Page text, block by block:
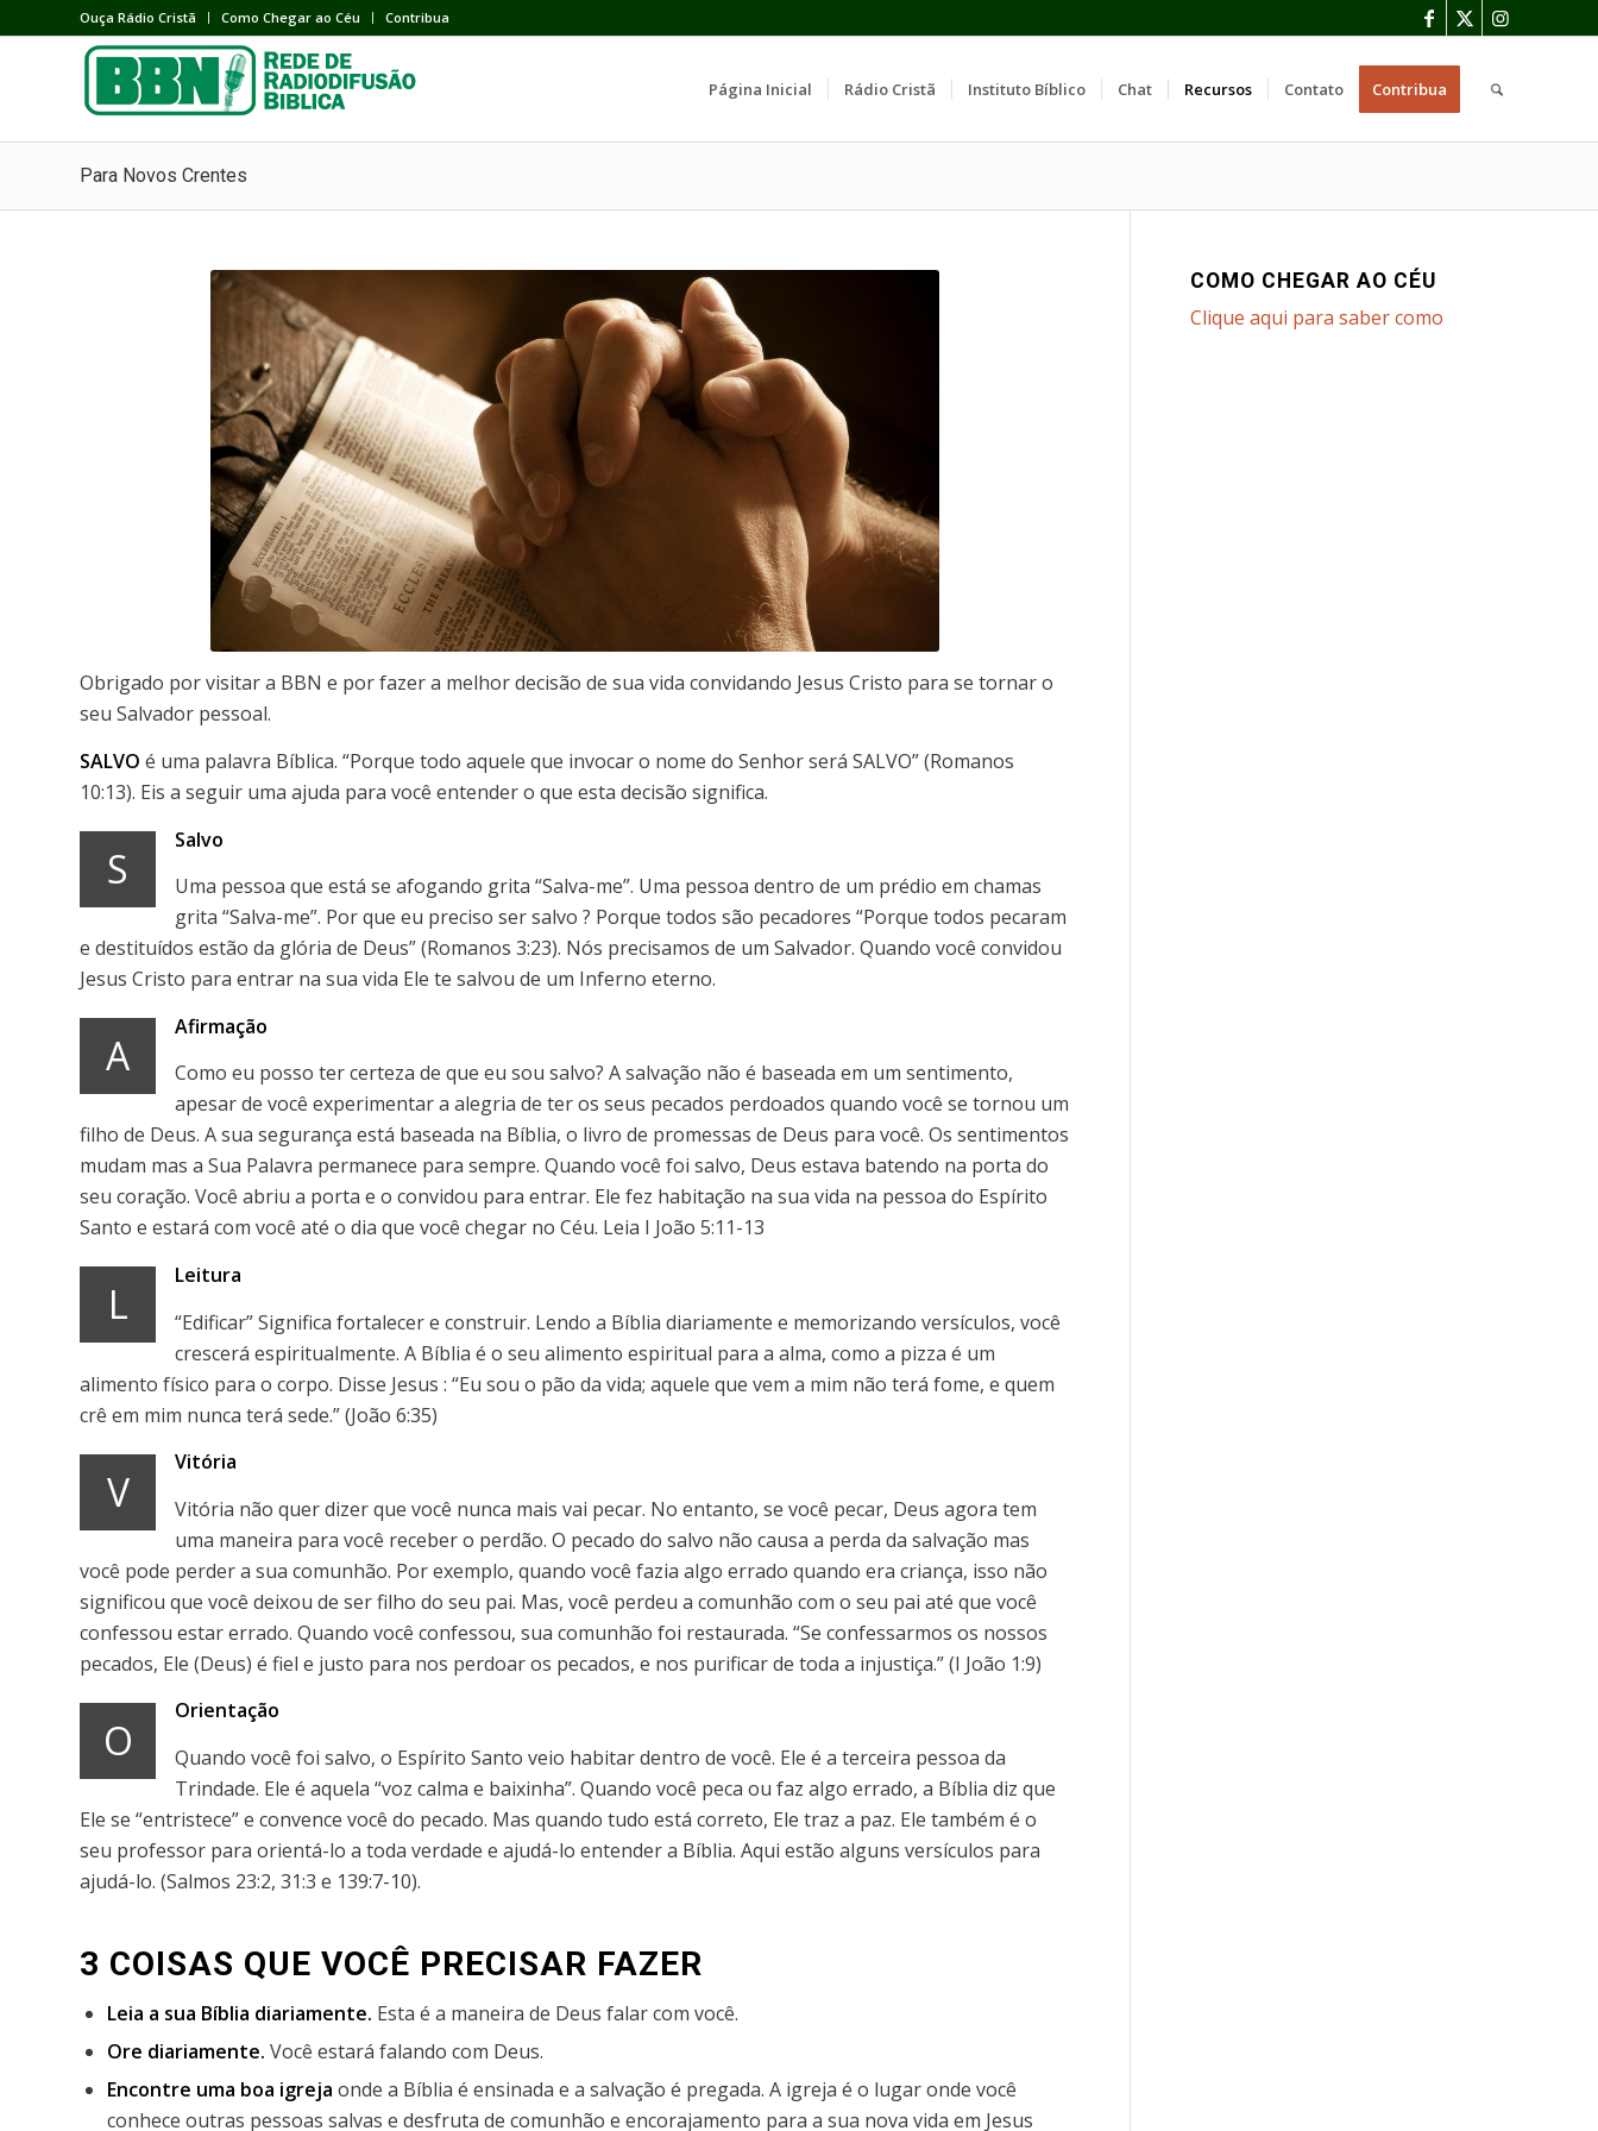
Ouça Rádio Cristã Como Chegar ao Céu Contribua
Página Inicial Rádio Cristã Instituto Bíblico Chat Recursos Contato Contribua
Para Novos Crentes
Obrigado por visitar a BBN e por fazer a melhor decisão de sua vida convidando Jesus Cristo para se tornar o
seu Salvador pessoal.
SALVO é uma palavra Bíblica. “Porque todo aquele que invocar o nome do Senhor será SALVO” (Romanos
10:13). Eis a seguir uma ajuda para você entender o que esta decisão significa.
S
Salvo
Uma pessoa que está se afogando grita “Salva-me”. Uma pessoa dentro de um prédio em chamas
grita “Salva-me”. Por que eu preciso ser salvo ? Porque todos são pecadores “Porque todos pecaram
e destituídos estão da glória de Deus” (Romanos 3:23). Nós precisamos de um Salvador. Quando você convidou
Jesus Cristo para entrar na sua vida Ele te salvou de um Inferno eterno.
A
Afirmação
Como eu posso ter certeza de que eu sou salvo? A salvação não é baseada em um sentimento,
apesar de você experimentar a alegria de ter os seus pecados perdoados quando você se tornou um
filho de Deus. A sua segurança está baseada na Bíblia, o livro de promessas de Deus para você. Os sentimentos
mudam mas a Sua Palavra permanece para sempre. Quando você foi salvo, Deus estava batendo na porta do
seu coração. Você abriu a porta e o convidou para entrar. Ele fez habitação na sua vida na pessoa do Espírito
Santo e estará com você até o dia que você chegar no Céu. Leia I João 5:11-13
L
Leitura
“Edificar” Significa fortalecer e construir. Lendo a Bíblia diariamente e memorizando versículos, você
crescerá espiritualmente. A Bíblia é o seu alimento espiritual para a alma, como a pizza é um
alimento físico para o corpo. Disse Jesus : “Eu sou o pão da vida; aquele que vem a mim não terá fome, e quem
crê em mim nunca terá sede.” (João 6:35)
V
Vitória
Vitória não quer dizer que você nunca mais vai pecar. No entanto, se você pecar, Deus agora tem
uma maneira para você receber o perdão. O pecado do salvo não causa a perda da salvação mas
você pode perder a sua comunhão. Por exemplo, quando você fazia algo errado quando era criança, isso não
significou que você deixou de ser filho do seu pai. Mas, você perdeu a comunhão com o seu pai até que você
confessou estar errado. Quando você confessou, sua comunhão foi restaurada. “Se confessarmos os nossos
pecados, Ele (Deus) é fiel e justo para nos perdoar os pecados, e nos purificar de toda a injustiça.” (I João 1:9)
O
Orientação
Quando você foi salvo, o Espírito Santo veio habitar dentro de você. Ele é a terceira pessoa da
Trindade. Ele é aquela “voz calma e baixinha”. Quando você peca ou faz algo errado, a Bíblia diz que
Ele se “entristece” e convence você do pecado. Mas quando tudo está correto, Ele traz a paz. Ele também é o
seu professor para orientá-lo a toda verdade e ajudá-lo entender a Bíblia. Aqui estão alguns versículos para
ajudá-lo. (Salmos 23:2, 31:3 e 139:7-10).
3 COISAS QUE VOCÊ PRECISAR FAZER
Leia a sua Bíblia diariamente. Esta é a maneira de Deus falar com você.
Ore diariamente. Você estará falando com Deus.
Encontre uma boa igreja onde a Bíblia é ensinada e a salvação é pregada. A igreja é o lugar onde você
conhece outras pessoas salvas e desfruta de comunhão e encorajamento para a sua nova vida em Jesus
COMO CHEGAR AO CÉU
Clique aqui para saber como